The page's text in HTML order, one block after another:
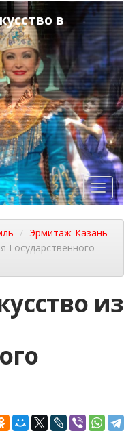
в
Эрмитаж-Казань
Государственного
из